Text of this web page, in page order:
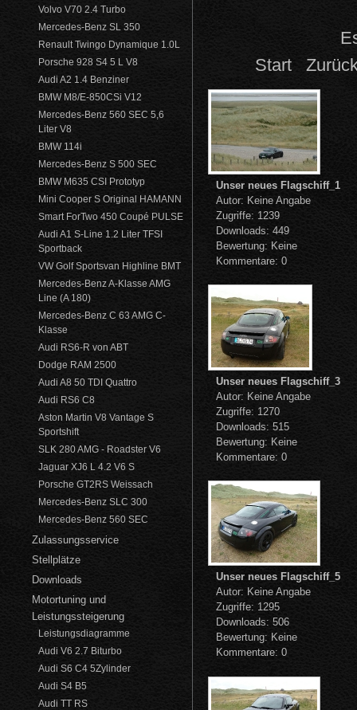
Volvo V70 2.4 Turbo
Mercedes-Benz SL 350
Renault Twingo Dynamique 1.0L
Porsche 928 S4 5 L V8
Audi A2 1.4 Benziner
BMW M8/E-850CSi V12
Mercedes-Benz 560 SEC 5,6
Liter V8
BMW 114i
Mercedes-Benz S 500 SEC
BMW M635 CSI Prototyp
Mini Cooper S Original HAMANN
Smart ForTwo 450 Coupé PULSE
Audi A1 S-Line 1.2 Liter TFSI
Sportback
VW Golf Sportsvan Highline BMT
Mercedes-Benz A-Klasse AMG
Line (A 180)
Mercedes-Benz C 63 AMG C-
Klasse
Audi RS6-R von ABT
Dodge RAM 2500
Audi A8 50 TDI Quattro
Audi RS6 C8
Aston Martin V8 Vantage S
Sportshift
SLK 280 AMG - Roadster V6
Jaguar XJ6 L 4.2 V6 S
Porsche GT2RS Weissach
Mercedes-Benz SLC 300
Mercedes-Benz 560 SEC
Zulassungsservice
Stellplätze
Downloads
Motortuning und
Leistungssteigerung
Leistungsdiagramme
Audi V6 2.7 Biturbo
Audi S6 C4 5Zylinder
Audi S4 B5
Audi TT RS
Start
Unser neues Flagschiff_1
Autor: Keine Angabe
Zugriffe: 1239
Downloads: 449
Bewertung: Keine
Kommentare: 0
Unser neues Flagschiff_3
Autor: Keine Angabe
Zugriffe: 1270
Downloads: 515
Bewertung: Keine
Kommentare: 0
Unser neues Flagschiff_5
Autor: Keine Angabe
Zugriffe: 1295
Downloads: 506
Bewertung: Keine
Kommentare: 0